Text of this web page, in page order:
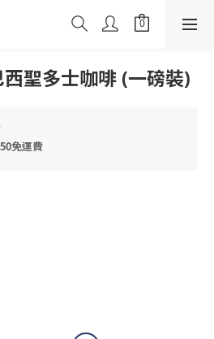
西聖多士咖啡 (一磅裝)
免運費